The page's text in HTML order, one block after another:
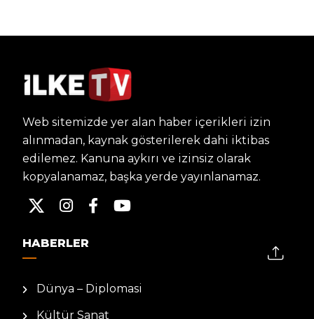
Web sitemizde yer alan haber içerikleri izin
alınmadan, kaynak gösterilerek dahi iktibas
edilemez. Kanuna aykırı ve izinsiz olarak
kopyalanamaz, başka yerde yayınlanamaz.
HABERLER
Dünya – Diplomasi
Kültür Sanat